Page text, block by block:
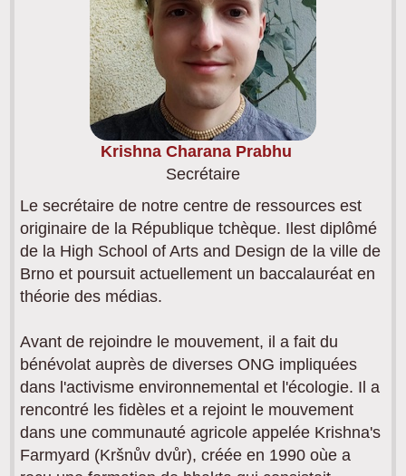
Krishna Charana Prabhu
Secrétaire
Le secrétaire de notre centre de ressources est
originaire de la République tchèque. Ilest diplômé
de la High School of Arts and Design de la ville de
Brno et poursuit actuellement un baccalauréat en
théorie des médias.
Avant de rejoindre le mouvement, il a fait du
bénévolat auprès de diverses ONG impliquées
dans l'activisme environnemental et l'écologie. Il a
rencontré les fidèles et a rejoint le mouvement
dans une communauté agricole appelée Krishna's
Farmyard (Kršnův dvůr), créée en 1990 oùe a